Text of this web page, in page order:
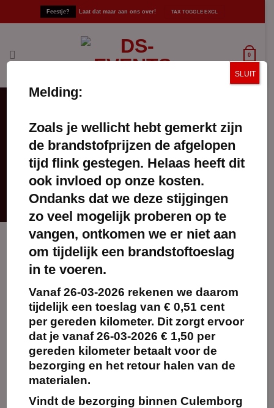
Feestje? Laat dat maar aan ons over!
0
Kussens
FILTERS TOEPASSEN
Maak
favoriet!
Bontkleedje (fake)
BTW
favoriet!
Fleeceplaid Basic –
BTW
Melding:
Zoals je wellicht hebt gemerkt zijn
de brandstofprijzen de afgelopen
tijd flink gestegen. Helaas heeft dit
ook invloed op onze kosten.
Ondanks dat we deze stijgingen
zo veel mogelijk proberen op te
vangen, ontkomen we er niet aan
om tijdelijk een brandstoftoeslag
in te voeren.
Vanaf26-03-2026 rekenen we daarom
tijdelijk een toeslag van € 0,51 cent
per gereden kilometer. Dit zorgt ervoor
dat je vanaf 26-03-2026 € 1,50 per
gereden kilometer betaalt voor de
bezorging en het retour halen van de
materialen.
Vindt de bezorging binnen Culemborg
SLUIT